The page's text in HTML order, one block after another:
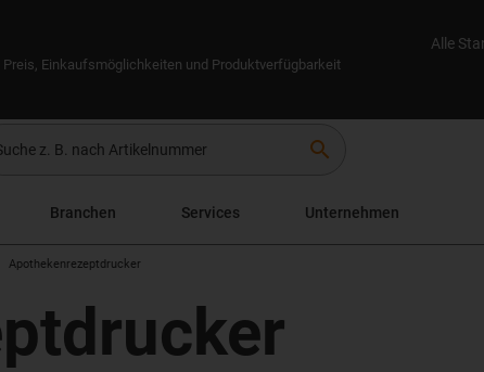
Einkaufsmöglichkeiten und Produktverfügbarkeit
Alle
search
Branchen Services Unternehmen
Apothekenrezeptdrucker